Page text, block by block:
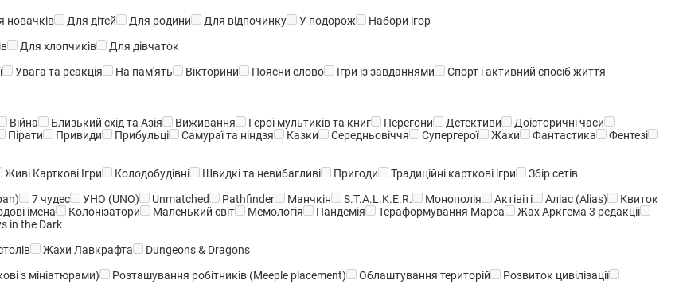
новачків Для дітей Для родини Для відпочинку У подорож
Набори ігор
Для хлопчиків
Для дівчаток
Увага та реакція На пам'ять Вікторини Поясни слово Ігри із завданнями
Спорт і активний спосіб життя
Війна Близький схід та Азія Виживання Герої мультиків та книг Перегони Детективи
Доісторичні часи
Пірати Привиди Прибульці Самураї та ніндзя Казки Середньовіччя Супергерої Жахи Фантастика
Фентезі
Живі Карткові Ігри Колодобудівні Швидкі та невибагливі Пригоди Традиційні карткові ігри
Збір сетів
7 чудес УНО (UNO) Unmatched Pathfinder Манчкін S.T.A.L.K.E.R. Монополія Актівіті Аліас (Alias)
Квиток
імена Колонізатори Маленький світ Мемологія Пандемія Тераформування Марса
Жах Аркгема 3 редакції
in the Dark
Жахи Лавкрафта
Dungeons & Dragons
з мініатюрами) Розташування робітників (Meeple placement) Облаштування територій
Розвиток цивілізації